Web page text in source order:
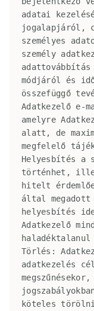
adatai
jogalapjáról,
személyes
személy
módjáról és
összefüggő
Adatkezelő e-
amelyre
alatt, de
megfelelő
Helyesbítés a
történhet,
hitelt
által megadott
helyesbítés
Adatkezelő
Törlés:
adatkezelés
köteles